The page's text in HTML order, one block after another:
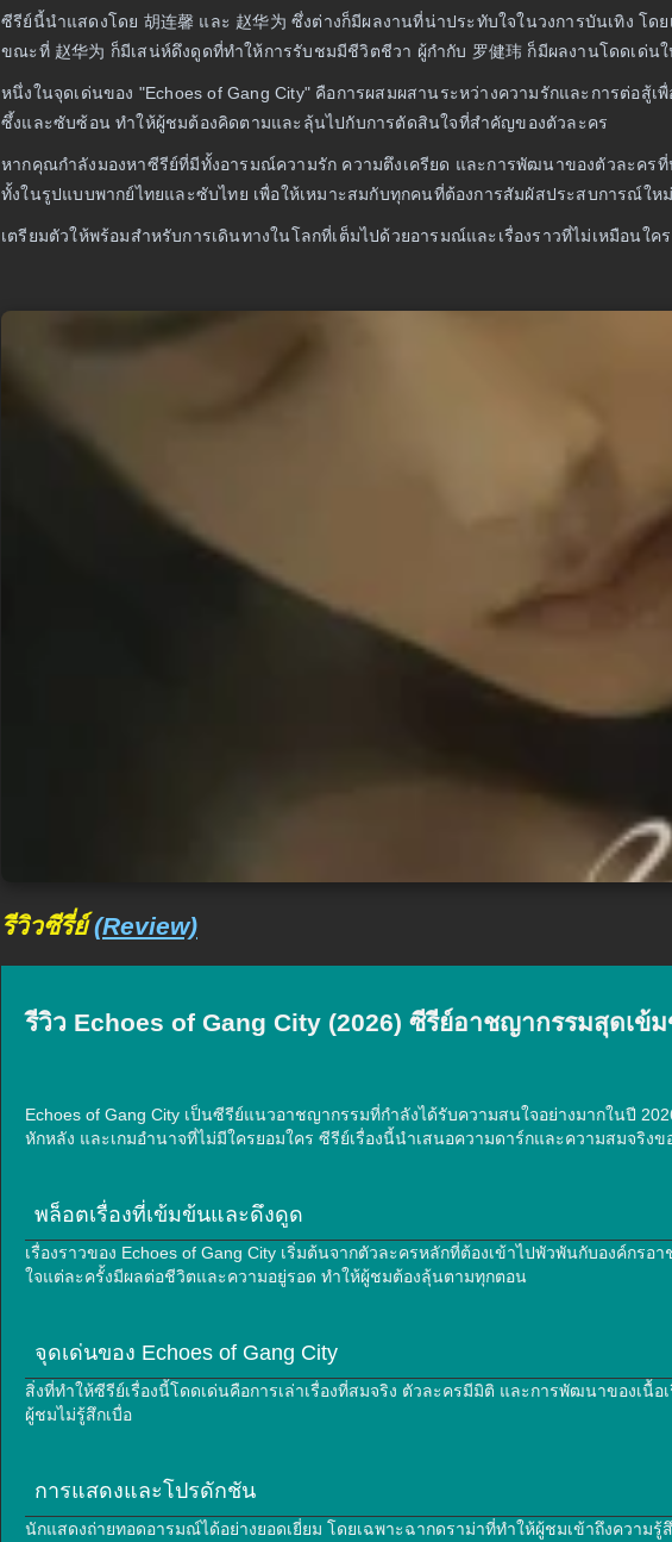
ซีรีย์นี้นำแสดงโดย 胡连馨 และ 赵华为 ซึ่งต่างก็มีผลงานที่น่าประทับใจในวงการบันเทิง
ขณะที่ 赵华为 ก็มีเสน่ห์ดึงดูดที่ทำให้การรับชมมีชีวิตชีวา ผู้กำกับ 罗健玮 ก็มีผลงานโดดเด่น
หนึ่งในจุดเด่นของ "Echoes of Gang City" คือการผสมผสานระหว่างความรักและการต่อสู้
ซึ้งและซับซ้อน ทำให้ผู้ชมต้องคิดตามและลุ้นไปกับการตัดสินใจที่สำคัญของตัวละคร
หากคุณกำลังมองหาซีรีย์ที่มีทั้งอารมณ์ความรัก ความตึงเครียด และการพัฒนาของตัวละคร
ทั้งในรูปแบบพากย์ไทยและซับไทย เพื่อให้เหมาะสมกับทุกคนที่ต้องการสัมผัสประสบการณ์ให
เตรียมตัวให้พร้อมสำหรับการเดินทางในโลกที่เต็มไปด้วยอารมณ์และเรื่องราวที่ไม่เหมือนใ
รีวิวซีรี่ย์(Review)
รีวิว Echoes of Gang City (2026) ซีรีย์อาชญากรรมสุดเข้
Echoes of Gang City เป็นซีรีย์แนวอาชญากรรมที่กำลังได้รับความสนใจอย่างมากในปี
หักหลัง และเกมอำนาจที่ไม่มีใครยอมใคร ซีรีย์เรื่องนี้นำเสนอความดาร์กและความสมจริง
พล็อตเรื่องที่เข้มข้นและดึงดูด
เรื่องราวของ Echoes of Gang City เริ่มต้นจากตัวละครหลักที่ต้องเข้าไปพัวพันกับองค์ก
ใจแต่ละครั้งมีผลต่อชีวิตและความอยู่รอด ทำให้ผู้ชมต้องลุ้นตามทุกตอน
จุดเด่นของ Echoes of Gang City
สิ่งที่ทำให้ซีรีย์เรื่องนี้โดดเด่นคือการเล่าเรื่องที่สมจริง ตัวละครมีมิติ และการพัฒนาของเ
ผู้ชมไม่รู้สึกเบื่อ
การแสดงและโปรดักชัน
นักแสดงถ่ายทอดอารมณ์ได้อย่างยอดเยี่ยม โดยเฉพาะฉากดราม่าที่ทำให้ผู้ชมเข้าถึงความ